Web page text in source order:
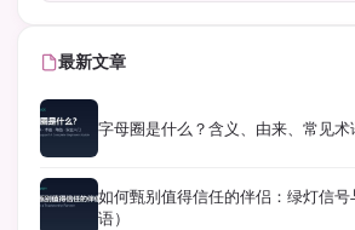
最新文章
字母圈是什么？含义、由来、常见
如何甄别值得信任的伴侣：绿灯信
语）